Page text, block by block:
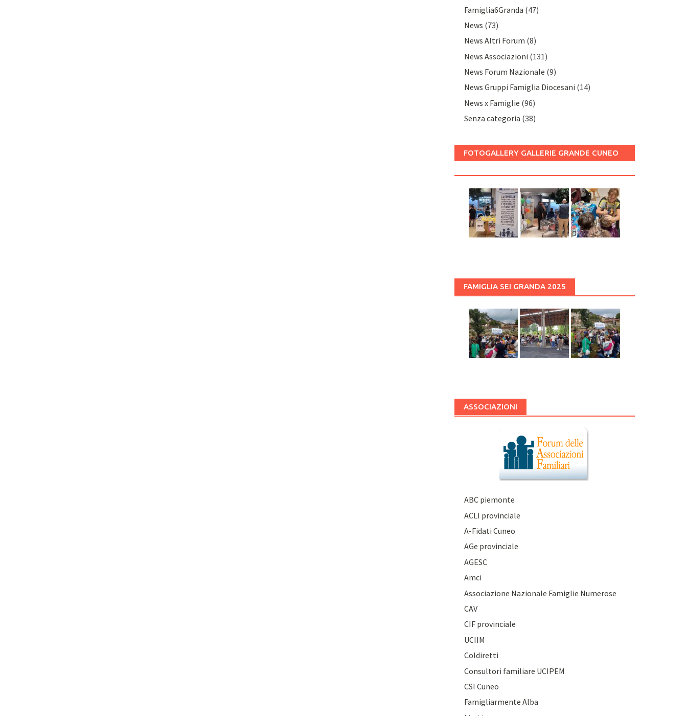
Famiglia6Granda (47)
News (73)
News Altri Forum (8)
News Associazioni (131)
News Forum Nazionale (9)
News Gruppi Famiglia Diocesani (14)
News x Famiglie (96)
Senza categoria (38)
FOTOGALLERY GALLERIE GRANDE CUNEO
FAMIGLIA SEI GRANDA 2025
ASSOCIAZIONI
ABC piemonte
ACLI provinciale
A-Fidati Cuneo
AGe provinciale
AGESC
Amci
Associazione Nazionale Famiglie Numerose
CAV
CIF provinciale
UCIIM
Coldiretti
Consultori familiare UCIPEM
CSI Cuneo
Famigliarmente Alba